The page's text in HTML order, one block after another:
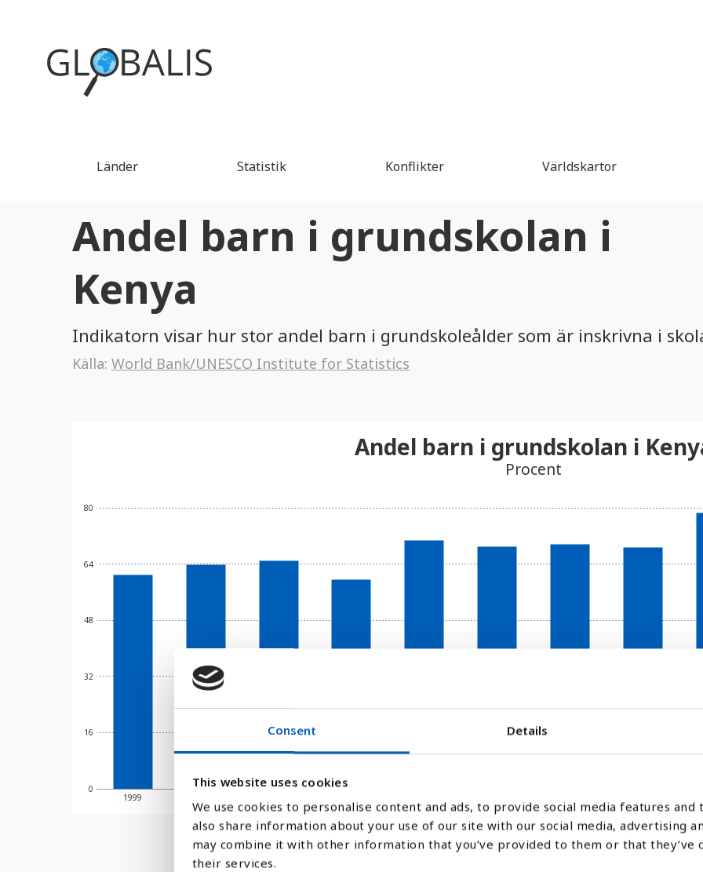
Consent Details
This website uses cookies
We use cookies to personalise content and ads, to provide social media features and
also share information about your use of our site with our social media, advertising
may combine it with other information that you’ve provided to them or that they’ve
their services.
Länder Statistik Konflikter Världskartor
Andel barn i grundskolan i
Kenya
Indikatorn visar hur stor andel barn i grundskoleålder som är inskrivna i
Källa: World Bank/UNESCO Institute for Statistics
0
16
32
48
64
80
1999
Andel barn i grundskolan i
Procent
Stapeldiagram Linje Platt